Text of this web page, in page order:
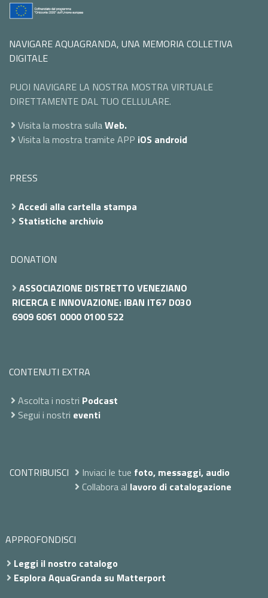
NAVIGARE AQUAGRANDA, UNA MEMORIA COLLETIVA
DIGITALE
PUOI NAVIGARE LA NOSTRA MOSTRA VIRTUALE
DIRETTAMENTE DAL TUO CELLULARE.
Visita la mostra sullaWeb.
Visita la mostra tramite APP iOS android
PRESS
Accedi alla cartella stampa
Statistiche archivio
DONATION
ASSOCIAZIONE DISTRETTO VENEZIANO
RICERCA E INNOVAZIONE: IBAN IT67 D030
6909 6061 0000 0100 522
CONTENUTI EXTRA
Ascolta i nostri Podcast
Segui i nostri eventi
CONTRIBUISCI Inviaci le tue foto, messaggi, audio
Collabora al lavoro di catalogazione
APPROFONDISCI
Leggi il nostro catalogo
Esplora AquaGranda su Matterport